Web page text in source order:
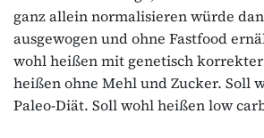
ganz allein normalisieren würde
ausgewogen und ohne Fastfood
wohl heißen mit genetisch
heißen ohne Mehl und Zucker. Soll
Paleo-Diät. Soll wohl heißen low